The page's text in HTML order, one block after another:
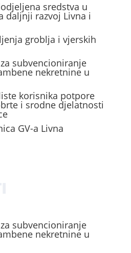
sredstva u
daljnji razvoj Livna i
groblja i vjerskih
subvencioniranje
nekretnine u
korisnika potpore
i srodne djelatnosti
GV-a Livna
subvencioniranje
nekretnine u